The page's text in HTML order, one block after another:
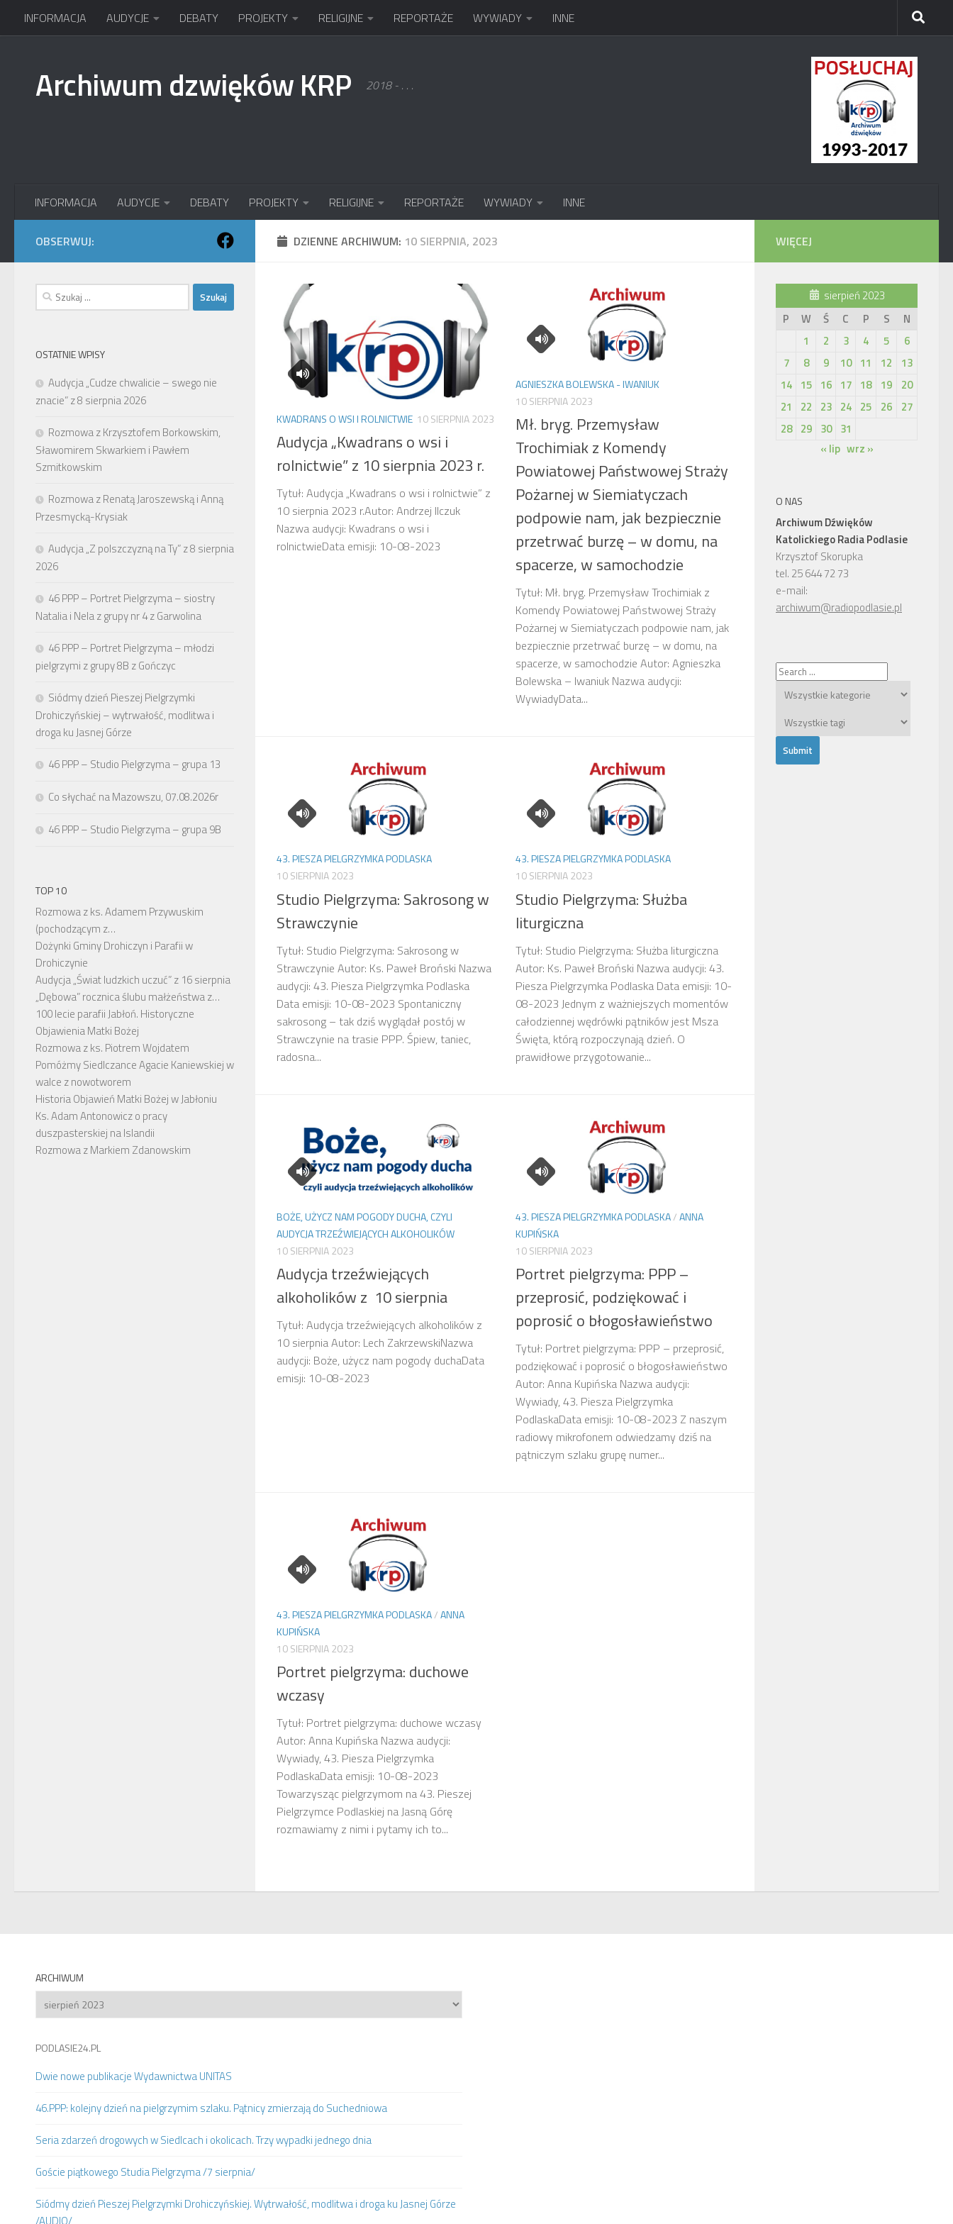
Przejdź do treści
INFORMACJA AUDYCJE DEBATY PROJEKTY RELIGIJNE REPORTAŻE WYWIADY INNE
Archiwum dzwięków KRP 2018 - . . .
INFORMACJA AUDYCJE DEBATY PROJEKTY RELIGIJNE REPORTAŻE WYWIADY INNE
DZIENNE ARCHIWUM: 10 SIERPNIA, 2023
KWADRANS O WSI I ROLNICTWIE 10 SIERPNIA 2023
Audycja „Kwadrans o wsi i
rolnictwie” z 10 sierpnia 2023 r.
Tytuł: Audycja „Kwadrans o wsi i rolnictwie” z
10 sierpnia 2023 r.Autor: Andrzej Ilczuk
Nazwa audycji: Kwadrans o wsi i
rolnictwieData emisji: 10-08-2023
AGNIESZKA BOLEWSKA - IWANIUK
10 SIERPNIA 2023
Mł. bryg. Przemysław
Trochimiak z Komendy
Powiatowej Państwowej Straży
Pożarnej w Siemiatyczach
podpowie nam, jak bezpiecznie
przetrwać burzę – w domu, na
spacerze, w samochodzie
Tytuł: Mł. bryg. Przemysław Trochimiak z
Komendy Powiatowej Państwowej Straży
Pożarnej w Siemiatyczach podpowie nam, jak
bezpiecznie przetrwać burzę – w domu, na
spacerze, w samochodzie Autor: Agnieszka
Bolewska – Iwaniuk Nazwa audycji:
WywiadyData...
43. PIESZA PIELGRZYMKA PODLASKA
10 SIERPNIA 2023
Studio Pielgrzyma: Sakrosong w
Strawczynie
Tytuł: Studio Pielgrzyma: Sakrosong w
Strawczynie Autor: Ks. Paweł Broński Nazwa
audycji: 43. Piesza Pielgrzymka Podlaska
Data emisji: 10-08-2023 Spontaniczny
sakrosong – tak dziś wyglądał postój w
Strawczynie na trasie PPP. Śpiew, taniec,
radosna...
43. PIESZA PIELGRZYMKA PODLASKA
10 SIERPNIA 2023
Studio Pielgrzyma: Służba
liturgiczna
Tytuł: Studio Pielgrzyma: Służba liturgiczna
Autor: Ks. Paweł Broński Nazwa audycji: 43.
Piesza Pielgrzymka Podlaska Data emisji: 10-
08-2023 Jednym z ważniejszych momentów
całodziennej wędrówki pątników jest Msza
Święta, którą rozpoczynają dzień. O
prawidłowe przygotowanie...
BOŻE, UŻYCZ NAM POGODY DUCHA, CZYLI
AUDYCJA TRZEŹWIEJĄCYCH ALKOHOLIKÓW
10 SIERPNIA 2023
Audycja trzeźwiejących
alkoholików z 10 sierpnia
Tytuł: Audycja trzeźwiejących alkoholików z
10 sierpnia Autor: Lech ZakrzewskiNazwa
audycji: Boże, użycz nam pogody duchaData
emisji: 10-08-2023
43. PIESZA PIELGRZYMKA PODLASKA/ANNA
KUPIŃSKA
10 SIERPNIA 2023
Portret pielgrzyma: PPP –
przeprosić, podziękować i
poprosić o błogosławieństwo
Tytuł: Portret pielgrzyma: PPP – przeprosić,
podziękować i poprosić o błogosławieństwo
Autor: Anna Kupińska Nazwa audycji:
Wywiady, 43. Piesza Pielgrzymka
PodlaskaData emisji: 10-08-2023 Z naszym
radiowy mikrofonem odwiedzamy dziś na
pątniczym szlaku grupę numer...
43. PIESZA PIELGRZYMKA PODLASKA/ANNA
KUPIŃSKA
10 SIERPNIA 2023
Portret pielgrzyma: duchowe
wczasy
Tytuł: Portret pielgrzyma: duchowe wczasy
Autor: Anna Kupińska Nazwa audycji:
Wywiady, 43. Piesza Pielgrzymka
PodlaskaData emisji: 10-08-2023
Towarzysząc pielgrzymom na 43. Pieszej
Pielgrzymce Podlaskiej na Jasną Górę
rozmawiamy z nimi i pytamy ich to...
OBSERWUJ:
Szukaj:
OSTATNIE WPISY
Audycja „Cudze chwalicie – swego nie
znacie” z 8 sierpnia 2026
Rozmowa z Krzysztofem Borkowskim,
Sławomirem Skwarkiem i Pawłem
Szmitkowskim
Rozmowa z Renatą Jaroszewską i Anną
Przesmycką-Krysiak
Audycja „Z polszczyzną na Ty” z 8 sierpnia
2026
46 PPP – Portret Pielgrzyma – siostry
Natalia i Nela z grupy nr 4 z Garwolina
46 PPP – Portret Pielgrzyma – młodzi
pielgrzymi z grupy 8B z Gończyc
Siódmy dzień Pieszej Pielgrzymki
Drohiczyńskiej – wytrwałość, modlitwa i
droga ku Jasnej Górze
46 PPP – Studio Pielgrzyma – grupa 13
Co słychać na Mazowszu, 07.08.2026r
46 PPP – Studio Pielgrzyma – grupa 9B
TOP 10
Rozmowa z ks. Adamem Przywuskim
(pochodzącym z…
Dożynki Gminy Drohiczyn i Parafii w
Drohiczynie
Audycja „Świat ludzkich uczuć” z 16 sierpnia
„Dębowa” rocznica ślubu małżeństwa z…
100 lecie parafii Jabłoń. Historyczne
Objawienia Matki Bożej
Rozmowa z ks. Piotrem Wojdatem
Pomóżmy Siedlczance Agacie Kaniewskiej w
walce z nowotworem
Historia Objawień Matki Bożej w Jabłoniu
Ks. Adam Antonowicz o pracy
duszpasterskiej na Islandii
Rozmowa z Markiem Zdanowskim
WIĘCEJ
sierpień 2023
P
W Ś C P S
N
1
2 3 4 5
6
7
8 9 10 11 12
13
14 15 16 17 18 19
20
21
22 23 24 25 26
27
28 29 30 31
« lip wrz »
O NAS
Archiwum Dźwięków
Katolickiego Radia Podlasie
Krzysztof Skorupka
tel. 25 644 72 73
e-mail:
archiwum@radiopodlasie.pl
ARCHIWUM
Archiwum
PODLASIE24.PL
Dwie nowe publikacje Wydawnictwa UNITAS
46.PPP: kolejny dzień na pielgrzymim szlaku. Pątnicy zmierzają do Suchedniowa
Seria zdarzeń drogowych w Siedlcach i okolicach. Trzy wypadki jednego dnia
Goście piątkowego Studia Pielgrzyma /7 sierpnia/
Siódmy dzień Pieszej Pielgrzymki Drohiczyńskiej. Wytrwałość, modlitwa i droga ku Jasnej Górze